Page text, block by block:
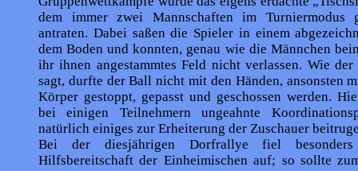
dem immer zwei Mannschaften im Turniermodus
antraten. Dabei saßen die Spieler in einem
dem Boden und konnten, genau wie die Männchen
ihr ihnen angestammtes Feld nicht verlassen. Wie
sagt, durfte der Ball nicht mit den Händen, ansonsten
Körper gestoppt, gepasst und geschossen werden.
bei einigen Teilnehmern ungeahnte
natürlich einiges zur Erheiterung der Zuschauer
Bei der diesjährigen Dorfrallye fiel
Hilfsbereitschaft der Einheimischen auf; so sollte